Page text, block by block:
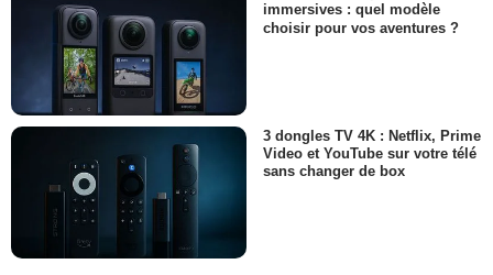
immersives : quel modèle
choisir pour vos aventures ?
3 dongles TV 4K : Netflix, Prime
Video et YouTube sur votre télé
sans changer de box